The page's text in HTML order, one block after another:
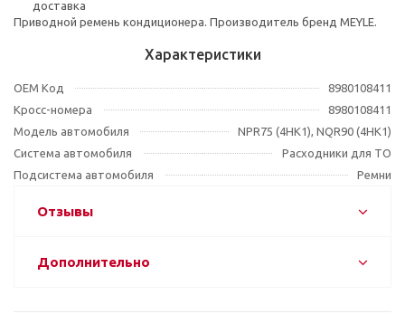
Приводной ремень кондиционера. Производитель бренд MEYLE.
Характеристики
OEM Код
8980108411
Кросс-номера
8980108411
Модель автомобиля
NPR75 (4HK1), NQR90 (4HK1)
Система автомобиля
Расходники для ТО
Подсистема автомобиля
Ремни
Отзывы
Дополнительно